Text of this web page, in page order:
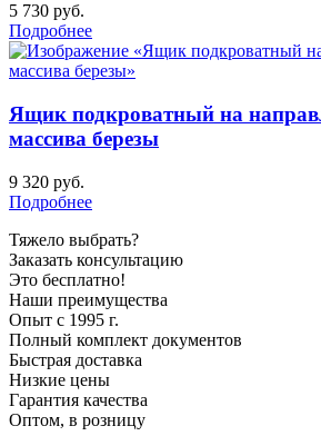
5 730 руб.
Подробнее
Ящик подкроватный на
массива березы
9 320 руб.
Подробнее
Тяжело выбрать?
Заказать консультацию
Это бесплатно!
Наши преимущества
Опыт с 1995 г.
Полный комплект документов
Быстрая доставка
Низкие цены
Гарантия качества
Оптом, в розницу